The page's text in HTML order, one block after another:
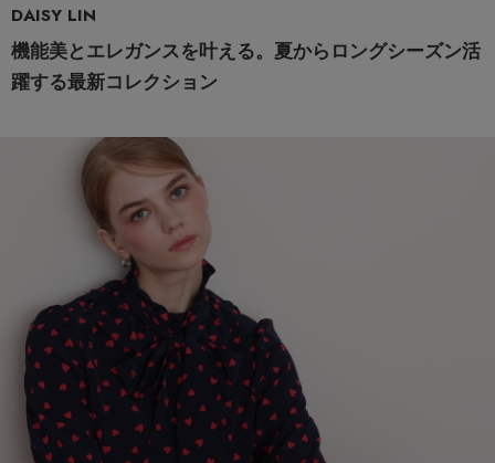
DAISY LIN
機能美とエレガンスを叶える。夏からロングシーズン活
躍する最新コレクション